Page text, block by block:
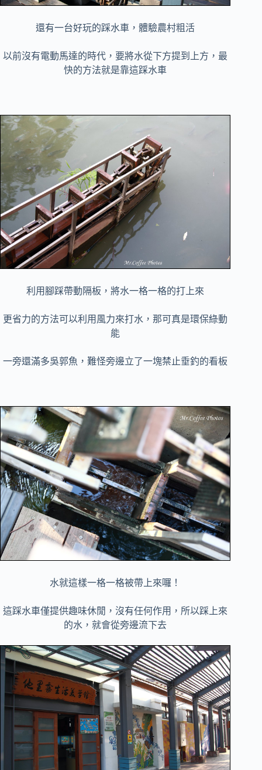
還有一台好玩的踩水車，體驗農村粗活
以前沒有電動馬達的時代，要將水從下方提到上方，最
快的方法就是靠這踩水車
利用腳踩帶動隔板，將水一格一格的打上來
更省力的方法可以利用風力來打水，那可真是環保綠動
能
一旁還滿多吳郭魚，難怪旁邊立了一塊禁止垂釣的看板
水就這樣一格一格被帶上來囉！
這踩水車僅提供趣味休閒，沒有任何作用，所以踩上來
的水，就會從旁邊流下去